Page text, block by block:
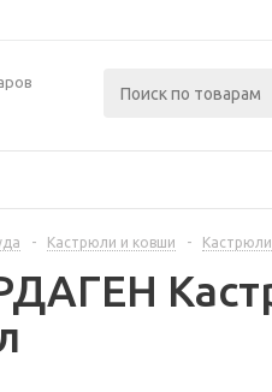
- Кастрюли и ковши - Кастрюли